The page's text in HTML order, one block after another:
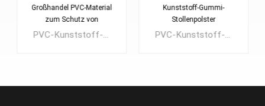
Kunststoff-Gummi-
Stollenpolster
PVC-Kunststoff-Bodenpolster, auch bekannt als Bodenschutz, Fußpflege für Rucksäcke, Bodenpolster aus Kunststoff für Reisetaschen, Kamerataschen usw. Starker Widerstand, der die Tasche vor Beschädigungen oder Verschmutzung schützen kann.Es stehen verschiedene Stile zur Auswahl, wir liefern auch Rautenform, kurze oder lange Gummistangen usw.
Kunststoffbasis für weiche
Fußpflegepads
PVC-Kunststoff-Bodenpolster, auch bekannt als Bodenschutz, Fußpflege für Rucksäcke, Bodenpolster aus Kunststoff für Reisetaschen, Kamerataschen usw. Starker Widerstand, der die Tasche vor Beschädigungen oder Verschmutzung schützen kann.